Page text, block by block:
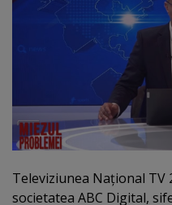
Televiziunea Naţional TV
societatea ABC Digital,